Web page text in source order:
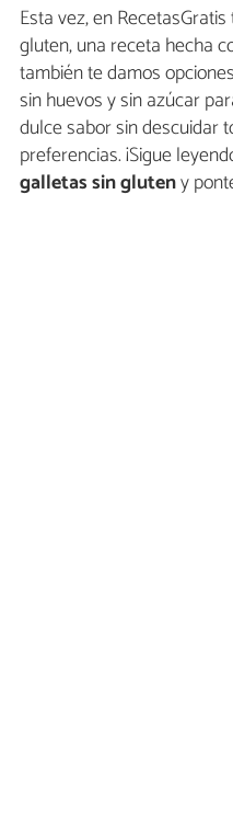
Esta vez, en
gluten, una receta hecha
también te damos
sin huevos y sin azúcar
dulce sabor sin descuidar
preferencias. ¡Sigue
galletas sin gluteny